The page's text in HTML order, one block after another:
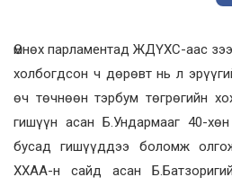
Өмнөх парламентад ЖДҮХС-аас
холбогдсон ч дөрөвт нь л
өч төчнөөн тэрбум төгрөгийн
гишүүн асан Б.Ундармааг 40-
бусад гишүүддээ боломж
ХХАА-н сайд асан